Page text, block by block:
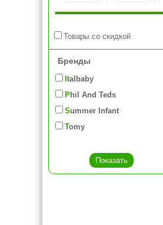
Товары со скидкой
Бренды
Italbaby
Phil And Teds
Summer Infant
Tomy